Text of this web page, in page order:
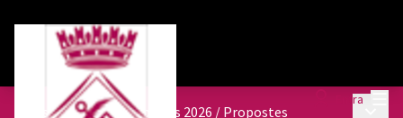
Entra
Pressupostos participatius 2026 / Propostes